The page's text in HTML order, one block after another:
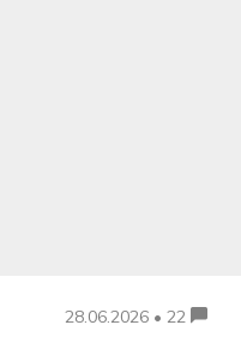
28.06.2026 • 22